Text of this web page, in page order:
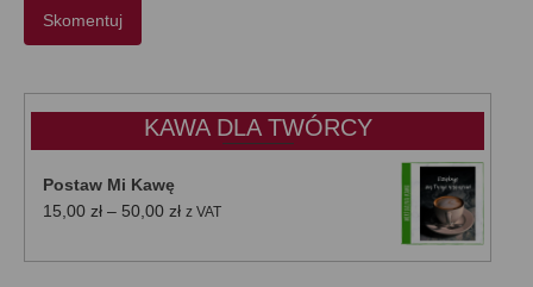
KAWA DLA TWÓRCY
Postaw Mi Kawę
15,00 zł – 50,00 złZakres
od
z VAT